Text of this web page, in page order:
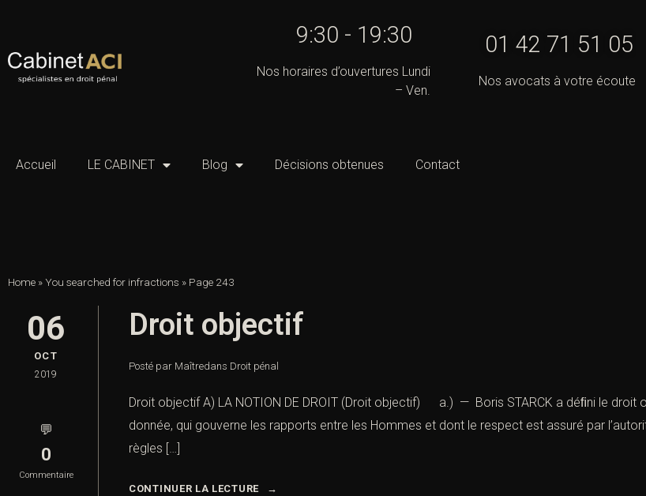
9:30 - 19:30
Nos horaires d’ouvertures Lundi
– Ven.
01 42 71 51 05
Nos avocats à votre écoute
Accueil LE CABINET Blog Décisions obtenues Contact
Home »You searched for infractions » Page 243
06
OCT
2019
💬
0
Commentaire
Droit objectif
Posté par Maîtredans Droit pénal
Droit objectif A) LA NOTION DE DROIT (Droit objectif) a.) — Boris STARCK a déﬁni le droit
donnée, qui gouverne les rapports entre les Hommes et dont le respect est assuré par
règles […]
CONTINUER LA LECTURE